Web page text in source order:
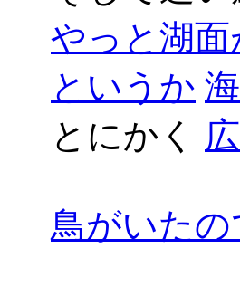
やっと湖
というか
とにかく
鳥がいたの